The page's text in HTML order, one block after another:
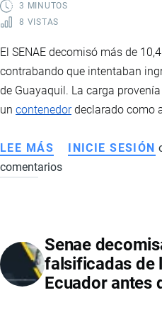
3 MINUTOS
8 VISTAS
El SENAE decomisó más de
contrabando que intentaban
de Guayaquil. La carga
un contenedordeclarado como
LEE MÁS SOBRE
SENAE
10
MILLONES
DE
INICIE SESIÓN
comentarios
Senae
falsificadas de
Ecuador antes